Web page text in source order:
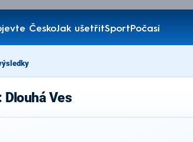
ČeskoJak ušetřitSportPočasí
Ves